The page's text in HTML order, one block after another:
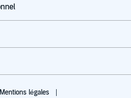
Mentions légales